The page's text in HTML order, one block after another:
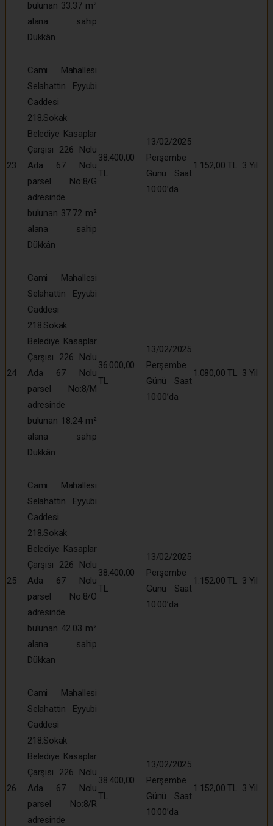
bulunan 33.37 m²
alana sahip
Dükkân
23
Cami Mahallesi
Selahattin Eyyubi
Caddesi
218.Sokak
Belediye Kasaplar
Çarşısı 226 Nolu
Ada 67 Nolu
parsel No:8/G
adresinde
bulunan 37.72 m²
alana sahip
Dükkân
38.400,00
TL
13/02/2025
Perşembe
Günü Saat
10:00’da
1.152,00 TL 3 Yıl
24
Cami Mahallesi
Selahattin Eyyubi
Caddesi
218.Sokak
Belediye Kasaplar
Çarşısı 226 Nolu
Ada 67 Nolu
parsel No:8/M
adresinde
bulunan 18.24 m²
alana sahip
Dükkân
36.000,00
TL
13/02/2025
Perşembe
Günü Saat
10:00’da
1.080,00 TL 3 Yıl
25
Cami Mahallesi
Selahattin Eyyubi
Caddesi
218.Sokak
Belediye Kasaplar
Çarşısı 226 Nolu
Ada 67 Nolu
parsel No:8/O
adresinde
bulunan 42.03 m²
alana sahip
Dükkan
38.400,00
TL
13/02/2025
Perşembe
Günü Saat
10:00’da
1.152,00 TL 3 Yıl
26
Cami Mahallesi
Selahattin Eyyubi
Caddesi
218.Sokak
Belediye Kasaplar
Çarşısı 226 Nolu
Ada 67 Nolu
parsel No:8/R
adresinde
38.400,00
TL
13/02/2025
Perşembe
Günü Saat
10:00’da
1.152,00 TL 3 Yıl